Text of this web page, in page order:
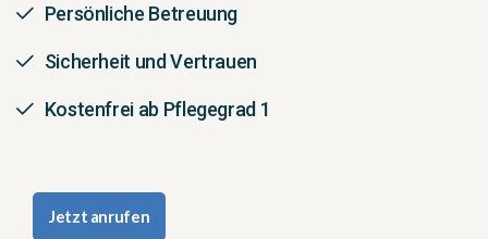
Persönliche Betreuung
Sicherheit und Vertrauen
Kostenfrei ab Pflegegrad 1
Jetzt anrufen